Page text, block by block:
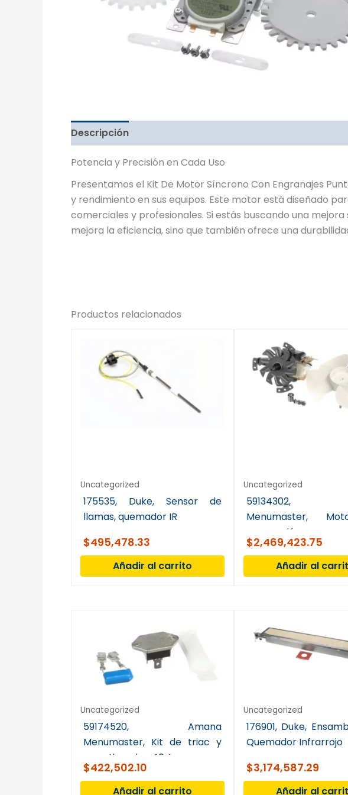
Descripción
Potencia y Precisión en Cada Uso
Presentamos el Kit De Motor Síncrono Con Engranajes
y rendimiento en sus equipos. Este motor está diseñado
comerciales y profesionales. Si estás buscando una
mejora la eficiencia, sino que también ofrece una
Productos relacionados
Uncategorized
175535, Duke, Sensor de
llamas, quemador IR
$495,478.33
Añadir al carrito
Uncategorized
59134302,
Menumaster,
convección con
ventilador
$2,469,423.75
Añadir al
Uncategorized
59174520, Amana
Menumaster, Kit de triac y
amortiguador, 40 A
$422,502.10
Añadir al carrito
Uncategorized
176901, Duke,
Quemador Infrarrojo
$3,174,587.29
Añadir al